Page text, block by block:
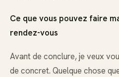
Ce que vous pouvez faire
rendez-vous
Avant de conclure, je veux
de concret. Quelque chose